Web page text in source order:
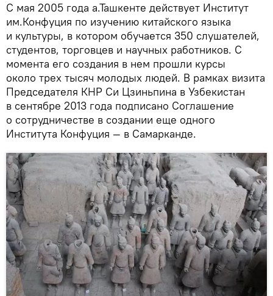
С мая 2005 года а.Ташкенте действует Институт
им.Конфуция по изучению китайского языка
и культуры, в котором обучается 350 слушателей,
студентов, торговцев и научных работников. С
момента его создания в нем прошли курсы
около трех тысяч молодых людей. В рамках визита
Председателя КНР Си Цзиньпина в Узбекистан
в сентябре 2013 года подписано Соглашение
о сотрудничестве в создании еще одного
Института Конфуция — в Самарканде.